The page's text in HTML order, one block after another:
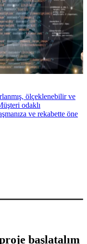
ölçeklenebilir ve
odaklı
ve rekabette öne
başlatalım